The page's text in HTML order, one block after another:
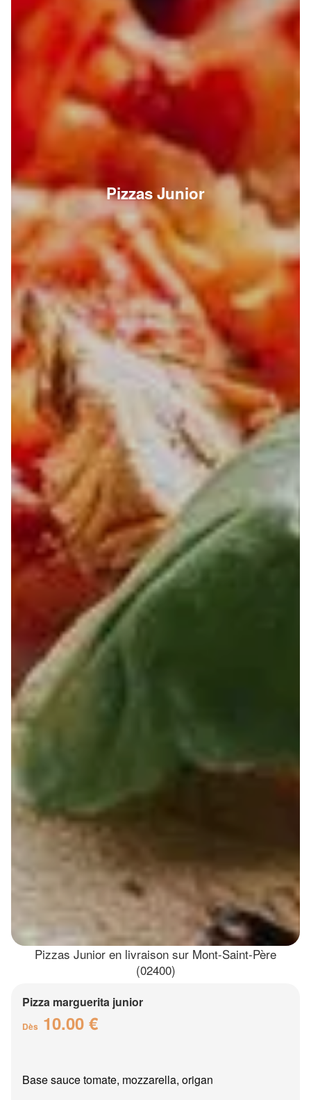
Pizzas Junior
Pizzas Junior en livraison sur Mont-Saint-Père
(02400)
Pizza marguerita junior
Dès 10.00 €
Base sauce tomate, mozzarella, origan